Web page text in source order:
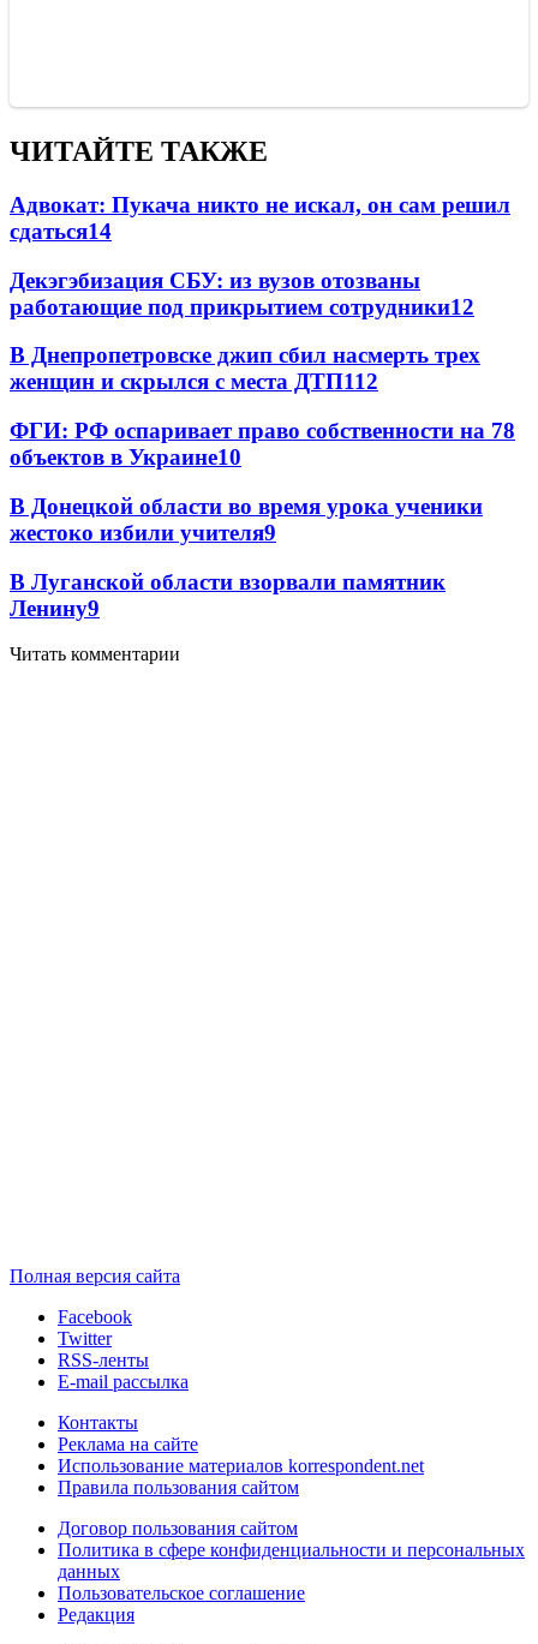
ЧИТАЙТЕ ТАКЖЕ
Адвокат: Пукача никто не искал, он сам решил
сдаться14
Декэгэбизация СБУ: из вузов отозваны
работающие под прикрытием сотрудники12
В Днепропетровске джип сбил насмерть трех
женщин и скрылся с места ДТП112
ФГИ: РФ оспаривает право собственности на 78
объектов в Украине10
В Донецкой области во время урока ученики
жестоко избили учителя9
В Луганской области взорвали памятник
Ленину9
Читать комментарии
Полная версия сайта
Facebook
Twitter
RSS-ленты
E-mail рассылка
Контакты
Реклама на сайте
Использование материалов korrespondent.net
Правила пользования сайтом
Договор пользования сайтом
Политика в сфере конфиденциальности и персональных
данных
Пользовательское соглашение
Редакция